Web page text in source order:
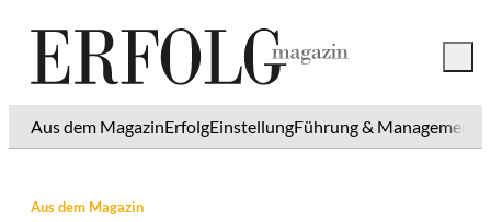
Aus dem MagazinErfolgEinstellungFührung & Management
Aus dem Magazin